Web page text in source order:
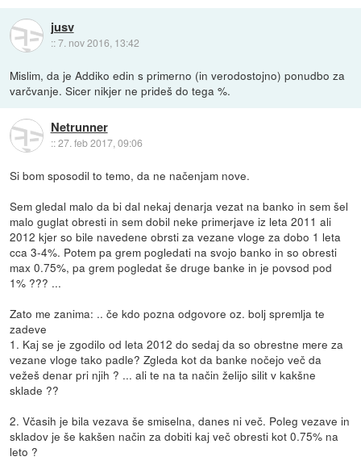
jusv
::7. nov 2016, 13:42
Mislim, da je Addiko edin s primerno (in verodostojno) ponudbo za
varčvanje. Sicer nikjer ne prideš do tega %.
Netrunner
::27. feb 2017, 09:06
Si bom sposodil to temo, da ne načenjam nove.
Sem gledal malo da bi dal nekaj denarja vezat na banko in sem šel
malo guglat obresti in sem dobil neke primerjave iz leta 2011 ali
2012 kjer so bile navedene obrsti za vezane vloge za dobo 1 leta
cca 3-4%. Potem pa grem pogledati na svojo banko in so obresti
max 0.75%, pa grem pogledat še druge banke in je povsod pod
1% ??? ...
Zato me zanima: .. če kdo pozna odgovore oz. bolj spremlja te
zadeve
1. Kaj se je zgodilo od leta 2012 do sedaj da so obrestne mere za
vezane vloge tako padle? Zgleda kot da banke nočejo več da
vežeš denar pri njih ? ... ali te na ta način želijo silit v kakšne
sklade ??
2. Včasih je bila vezava še smiselna, danes ni več. Poleg vezave in
skladov je še kakšen način za dobiti kaj več obresti kot 0.75% na
leto ?